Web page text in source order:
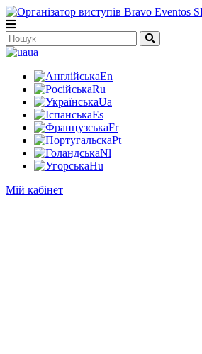
ua
En
Ru
Ua
Es
Fr
Pt
Nl
Hu
Мій кабінет